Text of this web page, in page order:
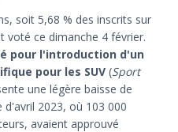
soit 5,68 % des inscrits sur
voté ce dimanche 4 février.
pour l'introduction d'un
pour les SUV (Sport
une légère baisse de
2023, où 103 000
avaient approuvé